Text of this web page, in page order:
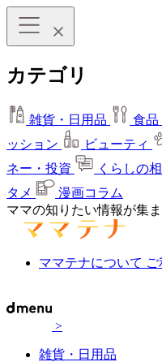
カテゴリ
雑貨・日用品 食品
ッション
ビューティ
ネー・投資
くらしの
タメ
漫画コラム
ママの知りたい情報が集
ママテナについて
>
雑貨・日用品